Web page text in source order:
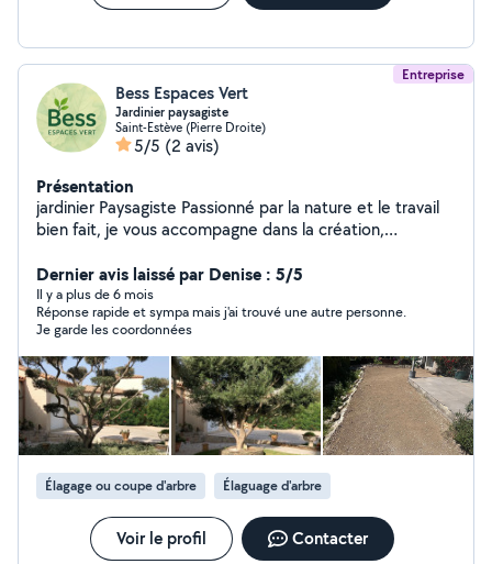
Entreprise
Bess Espaces Vert
Jardinier paysagiste
Saint-Estève (Pierre Droite)
5/5 (2 avis)
Présentation
jardinier Paysagiste Passionné par la nature et le travail
bien fait, je vous accompagne dans la création,
Jardins privés | Espaces publics | Massifs fleuris | Taille,
tonte, débroussaillage, élagage Chaque projet est
unique : je mets tout mon savoir-faire pour faire de
votre jardin un lieu de vie agréable et harmonieux.
Dernier avis laissé par Denise : 5/5
Il y a plus de 6 mois
Réponse rapide et sympa mais j'ai trouvé une autre personne.
Je garde les coordonnées
Élagage ou coupe d'arbre Élaguage d'arbre
Voir le profil Contacter